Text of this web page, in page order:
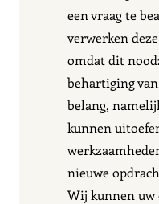
een vraag te
verwerken
omdat dit
behartiging
belang,
kunnen
nieuwe
Wij kunnen uw